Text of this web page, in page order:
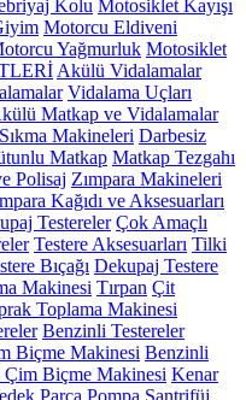
Kolu Motosiklet Kayışı
Motorcu Eldiveni
Yağmurluk Motosiklet
Akülü Vidalamalar
Vidalama Uçları
Matkap ve Vidalamalar
Makineleri Darbesiz
Matkap Matkap Tezgahı
Polisaj Zımpara Makineleri
Kağıdı ve Aksesuarları
Testereler Çok Amaçlı
Testere Aksesuarları Tilki
Bıçağı Dekupaj Testere
Makinesi Tırpan Çit
Toplama Makinesi
Benzinli Testereler
Biçme Makinesi Benzinli
Biçme Makinesi Kenar
Parça Pompa Santrifüj